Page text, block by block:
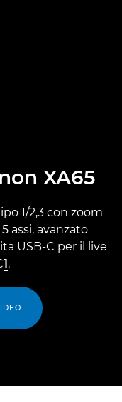
XA65
1/2,3 con zoom
assi, avanzato
USB-C per il live
1.